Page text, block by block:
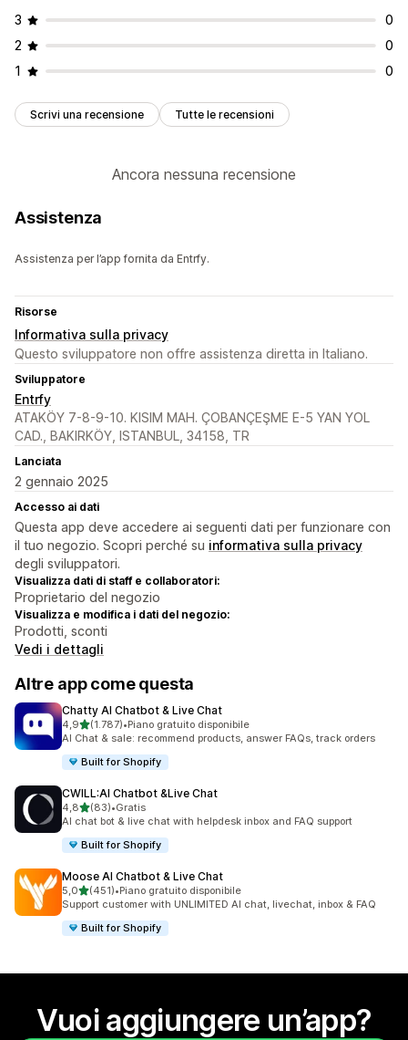
3
0
2
0
1
0
Scrivi una recensione Tutte le recensioni
Ancora nessuna recensione
Assistenza
Assistenza per l’app fornita da Entrfy.
Risorse
Informativa sulla privacy
Questo sviluppatore non offre assistenza diretta in Italiano.
Sviluppatore
Entrfy
ATAKÖY 7-8-9-10. KISIM MAH. ÇOBANÇEŞME E-5 YAN YOL
CAD., BAKIRKÖY, ISTANBUL, 34158, TR
Lanciata
2 gennaio 2025
Accesso ai dati
Questa app deve accedere ai seguenti dati per funzionare con
il tuo negozio. Scopri perché su informativa sulla privacy
degli sviluppatori.
Visualizza dati di staff e collaboratori:
Proprietario del negozio
Visualizza e modifica i dati del negozio:
Prodotti, sconti
Vedi i dettagli
Altre app come questa
Chatty AI Chatbot & Live Chat
4,9stelle su 5
(1.787)
1787 recensioni totali
•Piano gratuito disponibile
AI Chat & sale: recommend products, answer FAQs, track orders
Built for Shopify
CWILL:AI Chatbot &Live Chat
4,8stelle su 5
(83)
83 recensioni totali
•Gratis
AI chat bot & live chat with helpdesk inbox and FAQ support
Built for Shopify
Moose AI Chatbot & Live Chat
5,0stelle su 5
(451)
451 recensioni totali
•Piano gratuito disponibile
Support customer with UNLIMITED AI chat, livechat, inbox & FAQ
Built for Shopify
Vuoi aggiungere un’app?